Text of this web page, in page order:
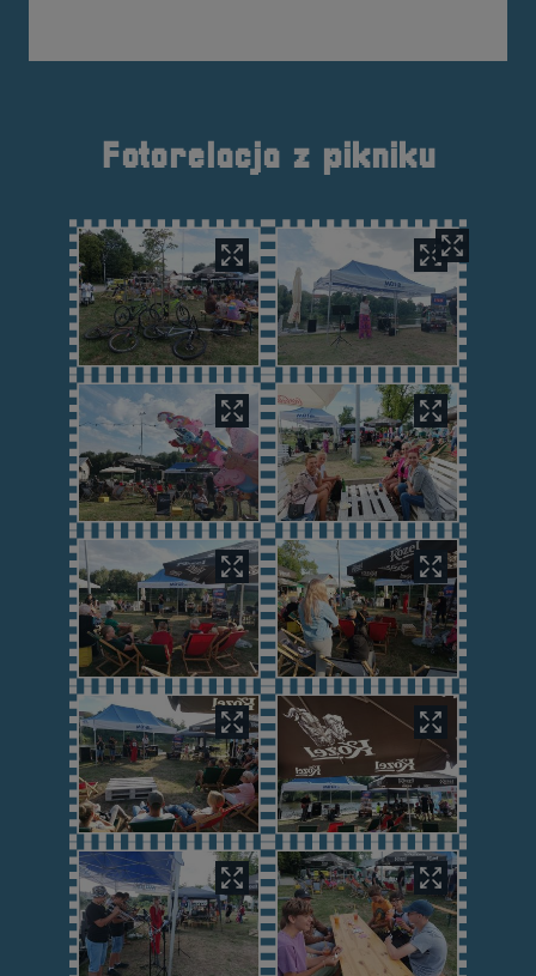
Fotorelacja z pikniku